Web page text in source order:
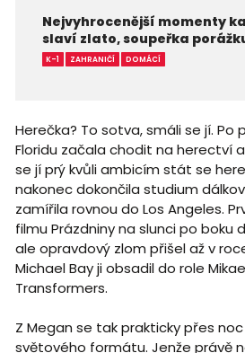
Nejvyhrocenější momenty
slaví zlato, soupeřka
K-1 ZAHRANIČÍ DOMÁCÍ
Herečka? To sotva, smáli se jí. Po
Floridu začala chodit na herectví
se jí prý kvůli ambicím stát se
nakonec dokončila studium
zamířila rovnou do Los Angeles.
filmu Prázdniny na slunci po boku
ale opravdový zlom přišel až v
Michael Bay ji obsadil do role
Transformers.
Z Megan se tak prakticky přes
světového formátu. Jenže právě